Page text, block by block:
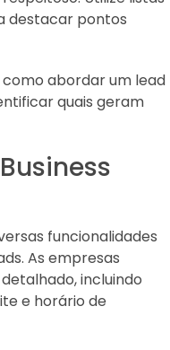
destacar pontos
abordar um lead
quais geram
funcionalidades
As empresas
incluindo
e horário de